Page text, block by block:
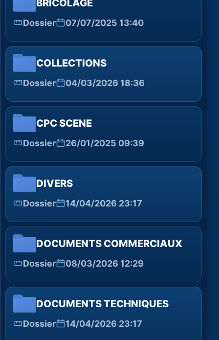
BRICOLAGE
Dossier 07/07/2025 13:40
COLLECTIONS
Dossier 04/03/2026 18:36
CPC SCENE
Dossier 26/01/2025 09:39
DIVERS
Dossier 14/04/2026 23:17
DOCUMENTS COMMERCIAUX
Dossier 08/03/2026 12:29
DOCUMENTS TECHNIQUES
Dossier 14/04/2026 23:17